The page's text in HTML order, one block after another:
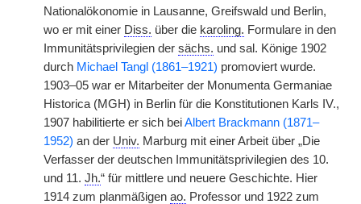
Nationalökonomie in Lausanne, Greifswald und Berlin,
wo er mit einer Diss. über die karoling. Formulare in den
Immunitätsprivilegien der sächs. und sal. Könige 1902
durch Michael Tangl (1861–1921) promoviert wurde.
1903–05 war er Mitarbeiter der Monumenta Germaniae
Historica (MGH) in Berlin für die Konstitutionen Karls IV.,
1907 habilitierte er sich beiAlbert Brackmann (1871–
1952) an der Univ. Marburg mit einer Arbeit über „Die
Verfasser der deutschen Immunitätsprivilegien des 10.
und 11. Jh.“ für mittlere und neuere Geschichte. Hier
1914 zum planmäßigen ao. Professor und 1922 zum